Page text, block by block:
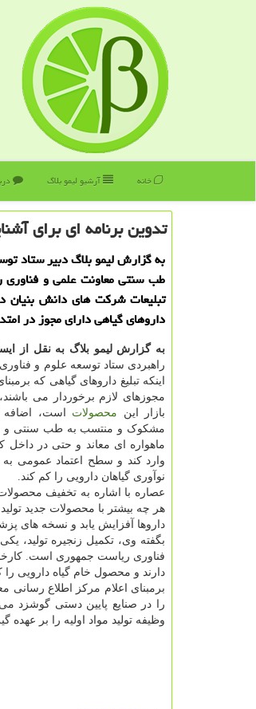
خانه آرشیو لیمو بلاگ
تدوین برنامه ای برای
به گزارش لیمو بلاگ دبیر ستاد
طب سنتی معاونت علمی و فناوری
تبلیعات شركت های دانش بنیان
داروهای گیاهی دارای مجوز در
به گزارش لیمو بلاگ به نقل از
راهبردی ستاد توسعه علوم و
اینکه تبلیغ داروهای گیاهی که
مجوزهای لازم برخوردار می
بازار این محصولات است، اضافه
مشکوک و منتسب به طب سنتی و
ماهواره ای معاند و حتی در
وارد کند و سطح اعتماد عمومی
نوآوری گیاهان دارویی را کم کند.
عصاره با اشاره به تخفیف
هر چه بیشتر با محصولات جدید
داروها آفزایش یابد و نسخه های
بگفته وی، تکمیل زنجیره تولید،
فناوری ریاست جمهوری است.
دارند و محصول خام گیاه دارویی را
برمبنای اعلام مرکز اطلاع رسانی
را در صنایع پایین دستی گوشزد
وظیفه تولید مواد اولیه را بر عهده